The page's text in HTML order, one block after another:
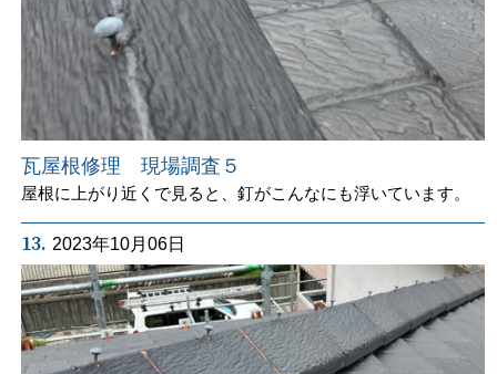
瓦屋根修理 現場調査５
屋根に上がり近くで見ると、釘がこんなにも浮いています。
13. 2023年10月06日